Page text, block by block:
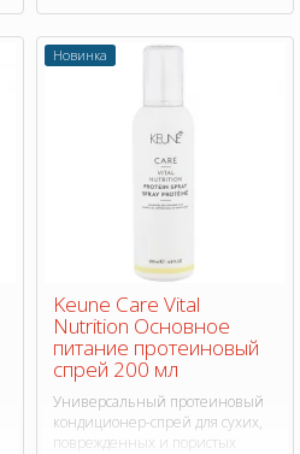
Новинка
Keune Care Vital
Nutrition Основное
питание протеиновый
спрей 200 мл
Универсальный протеиновый
кондиционер-спрей для сухих,
поврежденных и пористых